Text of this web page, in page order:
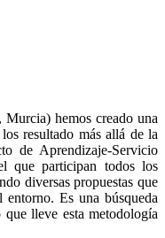
hemos creado una
resultado más allá de la
de Aprendizaje-Servicio
que participan todos los
diversas propuestas que
Es una búsqueda
lleve esta metodología